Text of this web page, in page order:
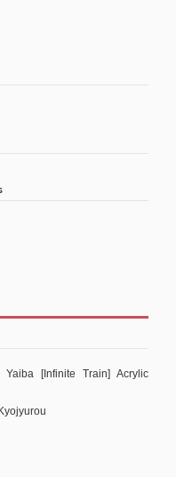
[Infinite Train] Acrylic